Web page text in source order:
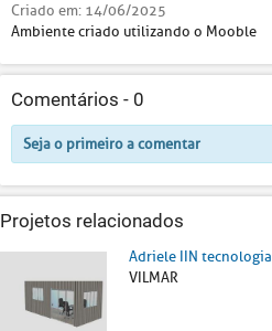
Criado em: 14/06/2025
Ambiente criado utilizando o Mooble
Comentários - 0
Seja o primeiro a comentar
Projetos relacionados
Adriele IIN tecnologia
VILMAR